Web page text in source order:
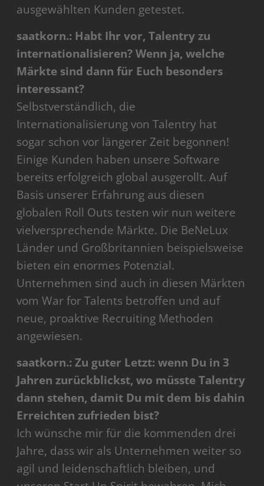
ausgewählten Kunden getestet.
saatkorn.: Habt Ihr vor, Talentry zu
internationalisieren? Wenn ja, welche
Märkte sind dann für Euch besonders
interessant?
Selbstverständlich, die
Internationalisierung von Talentry hat
sogar schon vor längerer Zeit begonnen!
Einige Kunden haben unsere Software
bereits erfolgreich global ausgerollt. Auf
Basis unserer Erfahrung aus diesen
globalen Roll Outs testen wir nun weitere
vielversprechende Märkte. Die BeNeLux
Länder und Großbritannien beispielsweise
bieten ein enormes Potenzial.
Unternehmen sind auch in diesen Märkten
vom War for Talents betroffen und auf
neue, proaktive Recruiting Methoden
angewiesen.
saatkorn.: Zu guter Letzt: wenn Du in 3
Jahren zurückblickst, wo müsste Talentry
dann stehen, damit Du mit dem bis dahin
Erreichten zufrieden bist?
Ich wünsche mir für die kommenden drei
Jahre, dass wir als Unternehmen weiter so
agil und leidenschaftlich bleiben, und